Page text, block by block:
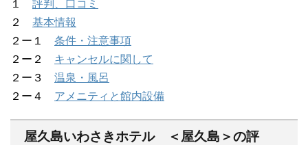
１ 評判、口コミ
２ 基本情報
２ー１ 条件・注意事項
２ー２ キャンセルに関して
２ー３ 温泉・風呂
２ー４ アメニティと館内設備
屋久島いわさきホテル ＜屋久島＞の評